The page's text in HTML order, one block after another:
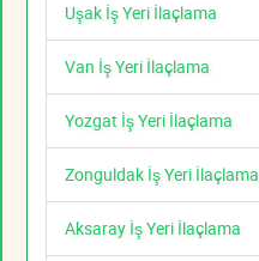
Uşak İş Yeri İlaçlama
Van İş Yeri İlaçlama
Yozgat İş Yeri İlaçlama
Zonguldak İş Yeri İlaçlama
Aksaray İş Yeri İlaçlama